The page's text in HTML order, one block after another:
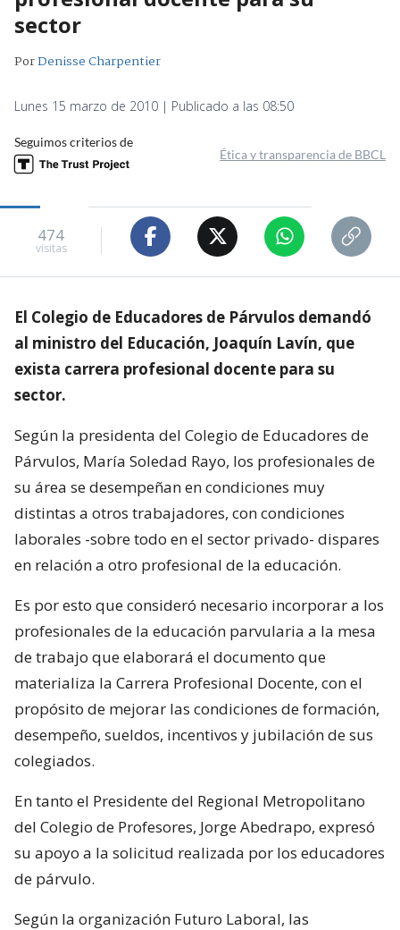
sector
PorDenisse Charpentier
Lunes 15 marzo de 2010 | Publicado a las 08:50
Seguimos criterios de
Ética y transparencia de BBCL
474
visitas
El Colegio de Educadores de Párvulos demandó
al ministro del Educación, Joaquín Lavín, que
exista carrera profesional docente para su
sector.
Según la presidenta del Colegio de Educadores de
Párvulos, María Soledad Rayo, los profesionales de
su área se desempeñan en condiciones muy
distintas a otros trabajadores, con condiciones
laborales -sobre todo en el sector privado- dispares
en relación a otro profesional de la educación.
Es por esto que consideró necesario incorporar a los
profesionales de la educación parvularia a la mesa
de trabajo que elaborará el documento que
materializa la Carrera Profesional Docente, con el
propósito de mejorar las condiciones de formación,
desempeño, sueldos, incentivos y jubilación de sus
colegiados.
En tanto el Presidente del Regional Metropolitano
del Colegio de Profesores, Jorge Abedrapo, expresó
su apoyo a la solicitud realizada por los educadores
de párvulo.
Según la organización Futuro Laboral, las